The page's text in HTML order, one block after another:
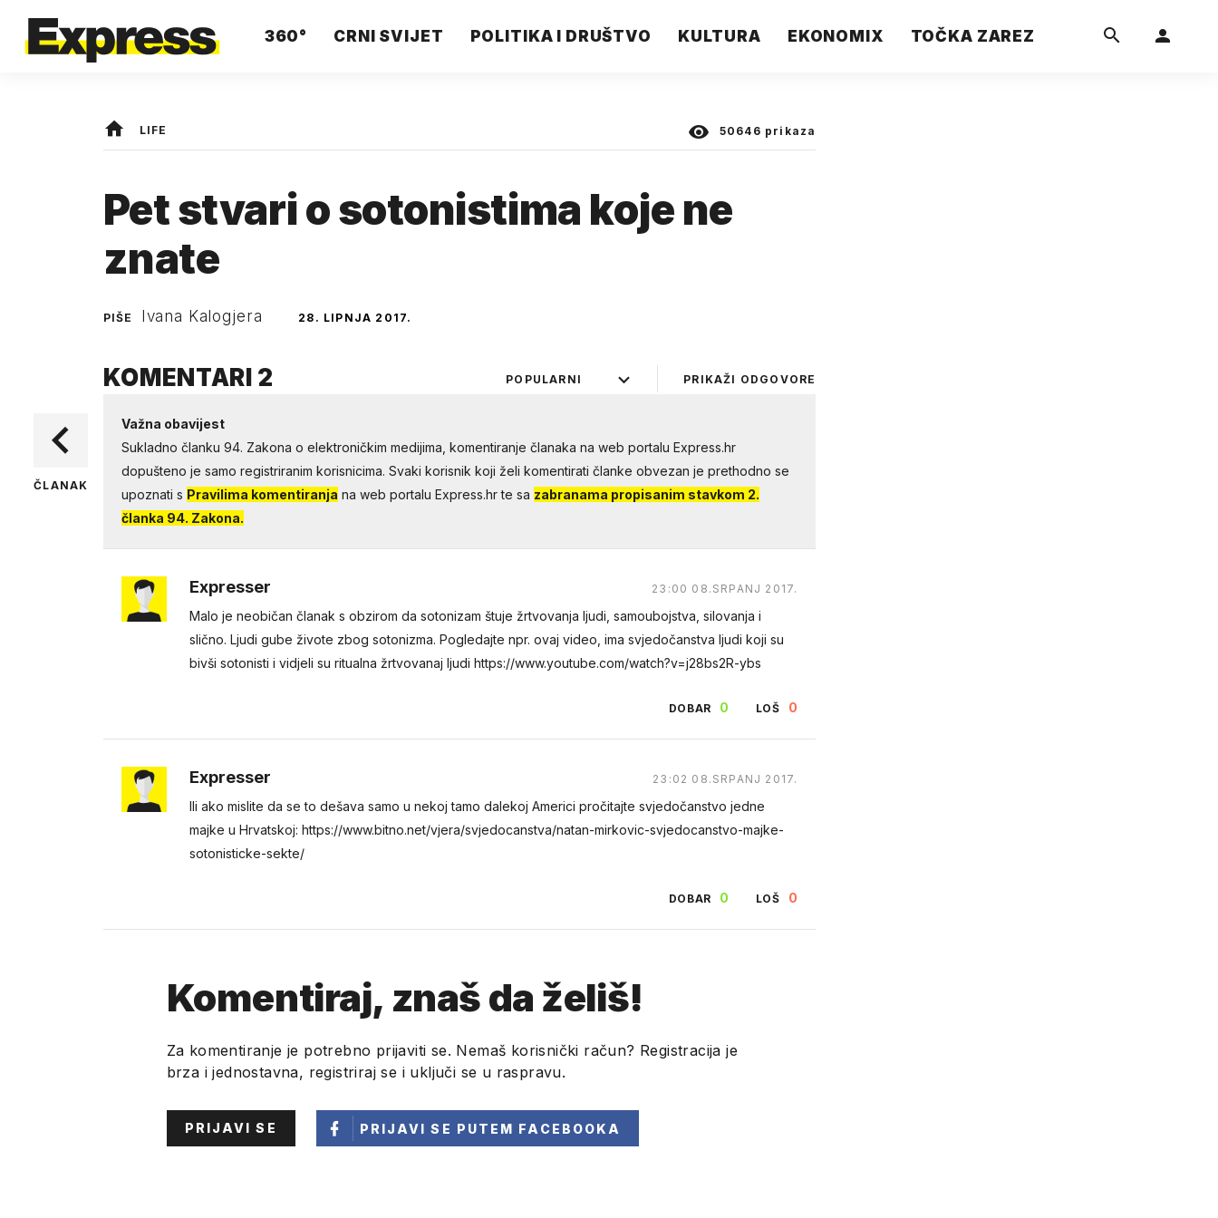
360° CRNI SVIJET POLITIKA I DRUŠTVO KULTURA EKONOMIX TOČKA ZAREZ
LIFE 50646 prikaza
Pet stvari o sotonistima koje ne
znate
PIŠE Ivana Kalogjera 28. LIPNJA 2017.
ČLANAK
KOMENTARI 2 PRIKAŽI ODGOVORE
POPULARNI
Važna obavijest
Sukladno članku 94. Zakona o elektroničkim medijima, komentiranje članaka na web portalu Express.hr
dopušteno je samo registriranim korisnicima. Svaki korisnik koji želi komentirati članke obvezan je prethodno se
upoznati s Pravilima komentiranja na web portalu Express.hr te sa zabranama propisanim stavkom 2.
članka 94. Zakona.
Expresser 23:00 08.SRPANJ 2017.
Malo je neobičan članak s obzirom da sotonizam štuje žrtvovanja ljudi, samoubojstva, silovanja i
slično. Ljudi gube živote zbog sotonizma. Pogledajte npr. ovaj video, ima svjedočanstva ljudi koji su
bivši sotonisti i vidjeli su ritualna žrtvovanaj ljudi https://www.youtube.com/watch?v=j28bs2R-ybs
DOBAR 0 LOŠ 0
Expresser 23:02 08.SRPANJ 2017.
Ili ako mislite da se to dešava samo u nekoj tamo dalekoj Americi pročitajte svjedočanstvo jedne
majke u Hrvatskoj: https://www.bitno.net/vjera/svjedocanstva/natan-mirkovic-svjedocanstvo-majke-
sotonisticke-sekte/
DOBAR 0 LOŠ 0
Komentiraj, znaš da želiš!
Za komentiranje je potrebno prijaviti se. Nemaš korisnički račun? Registracija je
brza i jednostavna, registriraj se i uključi se u raspravu.
PRIJAVI SE PRIJAVI SE PUTEM FACEBOOKA